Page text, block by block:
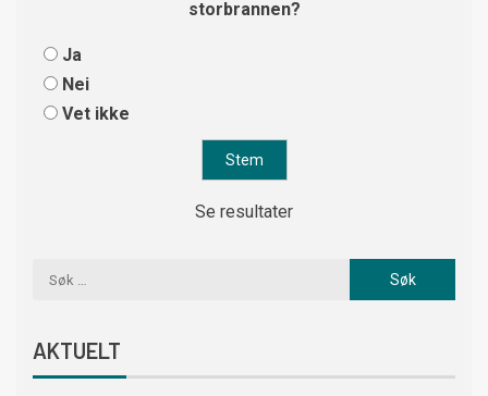
storbrannen?
Ja
Nei
Vet ikke
Se resultater
AKTUELT